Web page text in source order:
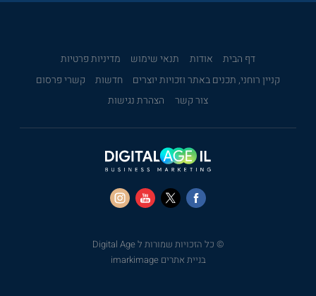
דף הבית אודות תנאי שימוש
מדיניות פרטיות
קניין רוחני, תכנים באתר וזכויות יוצרים
חדשות
קשרי פרסום
צור קשר
הצהרת נגישות
© כל הזכויות שמורות ל Digital Age
בניית אתרים imarkimage